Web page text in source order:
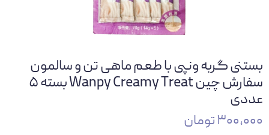
بستنی گربه ونپی با طعم ماهی تن و سالمون
سفارش چین Wanpy Creamy Treat بسته ۵
عددی
۳۰۰,۰۰۰ تومان